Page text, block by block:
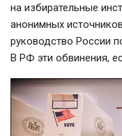
на избирательные
анонимных
руководство России
В РФ эти обвинения,